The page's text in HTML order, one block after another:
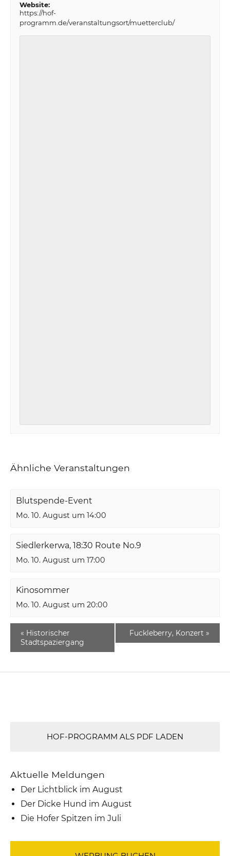
Website:
https://hof-
programm.de/veranstaltungsort/muetterclub/
Ähnliche Veranstaltungen
Blutspende-Event
Mo. 10. August um 14:00
Siedlerkerwa, 18:30 Route No.9
Mo. 10. August um 17:00
Kinosommer
Mo. 10. August um 20:00
« Historischer
Stadtspaziergang
Fuckleberry, Konzert »
HOF-PROGRAMM ALS PDF LADEN
Aktuelle Meldungen
Der Lichtblick im August
Der Dicke Hund im August
Die Hofer Spitzen im Juli